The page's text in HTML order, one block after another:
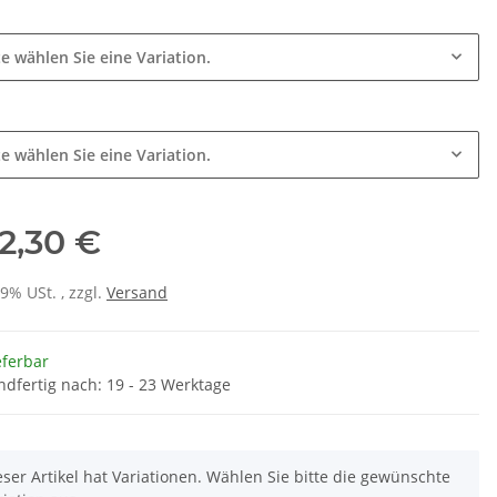
wählen Sie eine Variation.
wählen Sie eine Variation.
€
USt. , zzgl. Versand
nach: 19 - 23 Werktage
Artikel hat Variationen. Wählen Sie bitte die gewünschte